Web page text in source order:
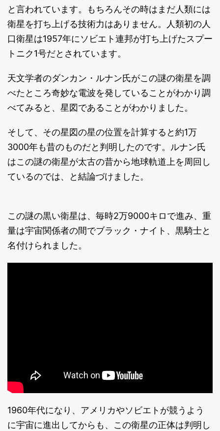
と言われています。もちろんその時はまだ人類には
衛星を打ち上げる技術力はありません。人類初の人
口衛星は1957年にソビエト連邦が打ち上げたスプー
トニク1号だとされています。
天文学者のダンカン・ルナン氏がこの謎の衛星を調
べたところ奇妙な電波を発していることがわかり調
べてみると、星図であることがわかりました。
そして、その星図の星の位置を計算すると約1万
3000年も昔のものだと判明したのです。ルナン氏
はこの謎の衛星が太古の昔から地球軌道上を周回し
ているのでは、と結論づけました。
この謎の黒い衛星は、毎時2万9000キロで進み、重
量は宇宙関係者の間でブラック・ナイト、黒騎士と
名付けられました。
1960年代になり、アメリカやソビエトが競うよう
に宇宙に進出してからも、この衛星の正体は判明し